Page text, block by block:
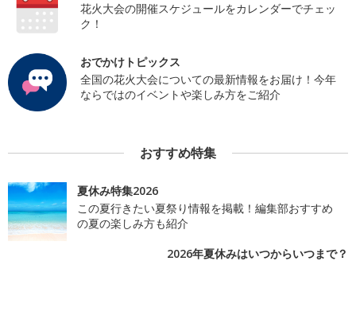
花火大会の開催スケジュールをカレンダーでチェッ
ク！
おでかけトピックス
全国の花火大会についての最新情報をお届け！今年
ならではのイベントや楽しみ方をご紹介
おすすめ特集
夏休み特集2026
この夏行きたい夏祭り情報を掲載！編集部おすすめ
の夏の楽しみ方も紹介
2026年夏休みはいつからいつまで？